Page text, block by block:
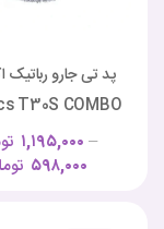
پد تی جارو
T30S COMBO
۱,۱۹۵,۰۰۰ –
۵۹۸,۰۰۰